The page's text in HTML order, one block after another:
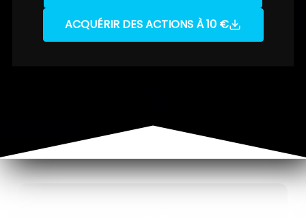
ACQUÉRIR DES ACTIONS À 10 €